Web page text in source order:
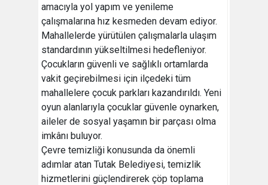
amacıyla yol yapım ve yenileme
çalışmalarına hız kesmeden devam ediyor.
Mahallelerde yürütülen çalışmalarla ulaşım
standardının yükseltilmesi hedefleniyor.
Çocukların güvenli ve sağlıklı ortamlarda
vakit geçirebilmesi için ilçedeki tüm
mahallelere çocuk parkları kazandırıldı. Yeni
oyun alanlarıyla çocuklar güvenle oynarken,
aileler de sosyal yaşamın bir parçası olma
imkânı buluyor.
Çevre temizliği konusunda da önemli
adımlar atan Tutak Belediyesi, temizlik
hizmetlerini güçlendirerek çöp toplama